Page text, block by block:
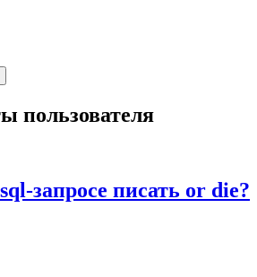
пользователя
запросе писать or die?